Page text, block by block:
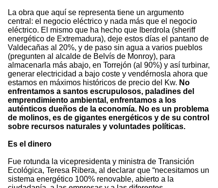
La obra que aquí se representa tiene un argumento
central: el negocio eléctrico y nada más que el negocio
eléctrico. El mismo que ha hecho que Iberdrola (sheriff
energético de Extremadura), deje estos días el pantano de
Valdecañas al 20%, y de paso sin agua a varios pueblos
(pregunten al alcalde de Belvís de Monroy), para
almacenarla más abajo, en Torrejón (al 90%) y así turbinar,
generar electricidad a bajo coste y vendérnosla ahora que
estamos en máximos históricos de precio del Kw. No
enfrentamos a santos escrupulosos, paladines del
emprendimiento ambiental, enfrentamos a los
auténticos dueños de la economía. No es un problema
de molinos, es de gigantes energéticos y de su control
sobre recursos naturales y voluntades políticas.
Es el dinero
Fue rotunda la vicepresidenta y ministra de Transición
Ecológica, Teresa Ribera, al declarar que “necesitamos un
sistema energético 100% renovable, abierto a la